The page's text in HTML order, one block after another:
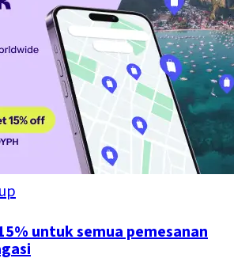
untuk semua pemesanan